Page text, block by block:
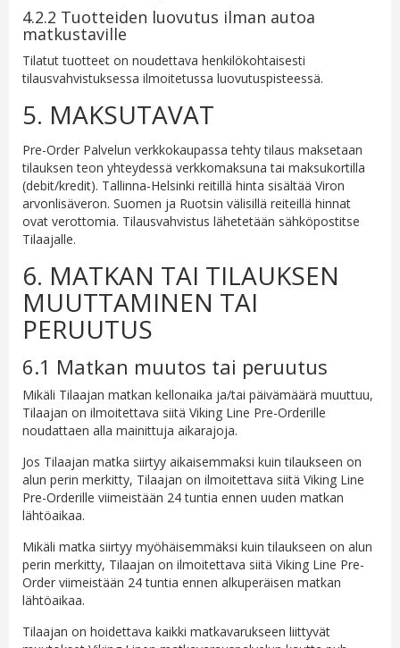
4.2.2 Tuotteiden luovutus ilman autoa
matkustaville
Tilatut tuotteet on noudettava henkilökohtaisesti
tilausvahvistuksessa ilmoitetussa luovutuspisteessä.
5. MAKSUTAVAT
Pre-Order Palvelun verkkokaupassa tehty tilaus maksetaan
tilauksen teon yhteydessä verkkomaksuna tai maksukortilla
(debit/kredit). Tallinna-Helsinki reitillä hinta sisältää Viron
arvonlisäveron. Suomen ja Ruotsin välisillä reiteillä hinnat
ovat verottomia. Tilausvahvistus lähetetään sähköpostitse
Tilaajalle.
6. MATKAN TAI TILAUKSEN
MUUTTAMINEN TAI
PERUUTUS
6.1 Matkan muutos tai peruutus
Mikäli Tilaajan matkan kellonaika ja/tai päivämäärä muuttuu,
Tilaajan on ilmoitettava siitä Viking Line Pre-Orderille
noudattaen alla mainittuja aikarajoja.
Jos Tilaajan matka siirtyy aikaisemmaksi kuin tilaukseen on
alun perin merkitty, Tilaajan on ilmoitettava siitä Viking Line
Pre-Orderille viimeistään 24 tuntia ennen uuden matkan
lähtöaikaa.
Mikäli matka siirtyy myöhäisemmäksi kuin tilaukseen on alun
perin merkitty, Tilaajan on ilmoitettava siitä Viking Line Pre-
Order viimeistään 24 tuntia ennen alkuperäisen matkan
lähtöaikaa.
Tilaajan on hoidettava kaikki matkavarukseen liittyvät